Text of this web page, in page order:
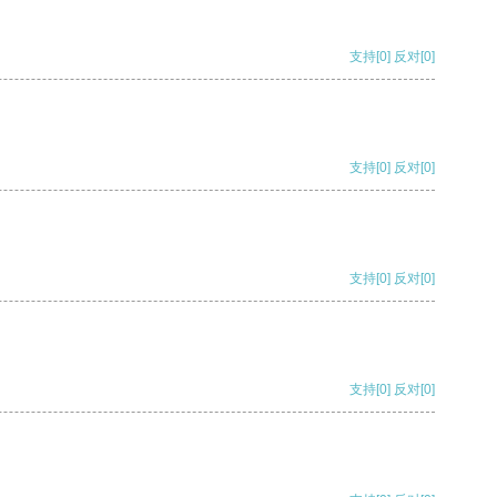
支持[0] 反对[0]
支持[0] 反对[0]
支持[0] 反对[0]
支持[0] 反对[0]